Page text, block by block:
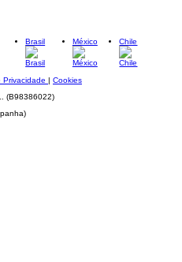
Brasil México Chile
Privacidade | Cookies
(B98386022)